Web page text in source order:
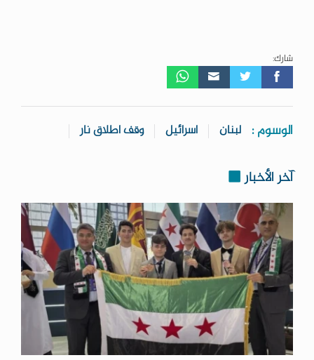
شارك:
الوسوم : لبنان اسرائيل وقف اطلاق نار
آخر الأخبار